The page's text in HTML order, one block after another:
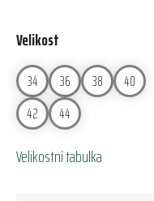
Velikost
34 36 38
40
42
44
Velikostní tabulka